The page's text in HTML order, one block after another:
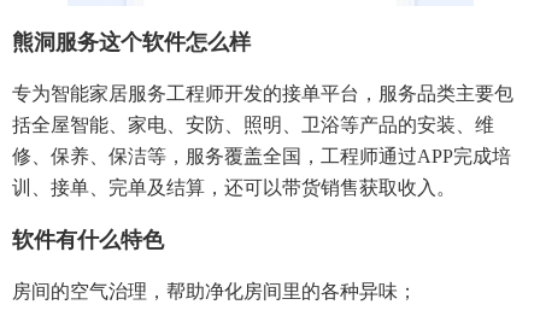
熊洞服务这个软件怎么样
专为智能家居服务工程师开发的接单平台，服务品类主要包
括全屋智能、家电、安防、照明、卫浴等产品的安装、维
修、保养、保洁等，服务覆盖全国，工程师通过APP完成培
训、接单、完单及结算，还可以带货销售获取收入。
软件有什么特色
房间的空气治理，帮助净化房间里的各种异味；